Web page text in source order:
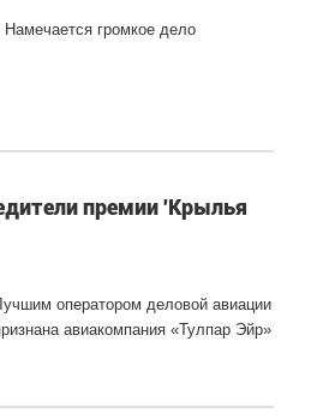
Намечается громкое дело
премии 'Крылья
оператором деловой авиации
авиакомпания «Тулпар Эйр»